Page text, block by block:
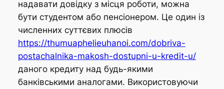
надавати довідку з місця роботи, можна
бути студентом або пенсіонером. Це один із
численних суттєвих плюсів
https://thumuaphelieuhanoi.com/dobriva-
postachalnika-makosh-dostupni-u-kredit-u/
даного кредиту над будь-якими
банківськими аналогами. Використовуючи